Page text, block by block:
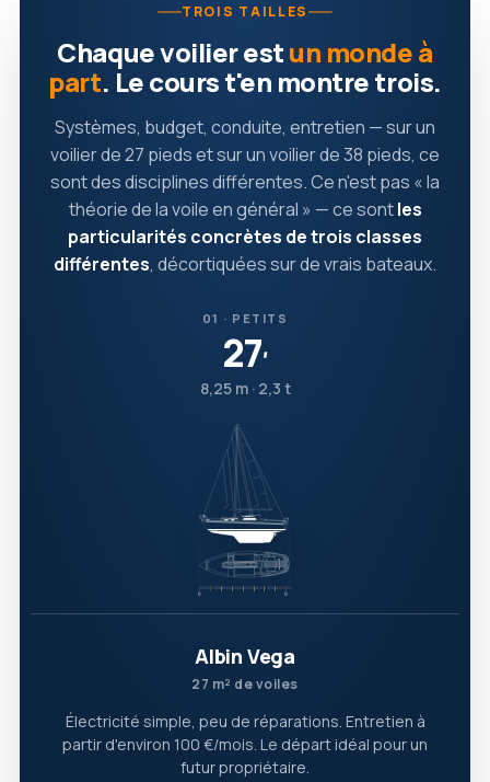
TROIS TAILLES
Chaque voilier estun monde à
part. Le cours t'en montre trois.
Systèmes, budget, conduite, entretien — sur un
voilier de 27 pieds et sur un voilier de 38 pieds, ce
sont des disciplines différentes. Ce n'est pas « la
théorie de la voile en général » — ce sontles
particularités concrètes de trois classes
différentes, décortiquées sur de vrais bateaux.
01 · PETITS
27′
8,25 m · 2,3 t
Albin Vega
27 m² de voiles
Électricité simple, peu de réparations. Entretien à
partir d'environ 100 €/mois. Le départ idéal pour un
futur propriétaire.